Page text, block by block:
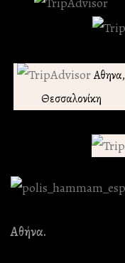
Αθηνα,
Θεσσαλονίκη
Αθήνα.